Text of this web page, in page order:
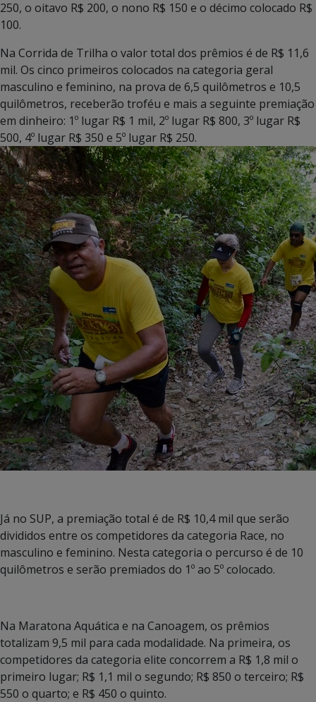
250, o oitavo R$ 200, o nono R$ 150 e o décimo colocado R$
100.
Na Corrida de Trilha o valor total dos prêmios é de R$ 11,6
mil. Os cinco primeiros colocados na categoria geral
masculino e feminino, na prova de 6,5 quilômetros e 10,5
quilômetros, receberão troféu e mais a seguinte premiação
em dinheiro: 1º lugar R$ 1 mil, 2º lugar R$ 800, 3º lugar R$
500, 4º lugar R$ 350 e 5º lugar R$ 250.
Já no SUP, a premiação total é de R$ 10,4 mil que serão
divididos entre os competidores da categoria Race, no
masculino e feminino. Nesta categoria o percurso é de 10
quilômetros e serão premiados do 1º ao 5º colocado.
Na Maratona Aquática e na Canoagem, os prêmios
totalizam 9,5 mil para cada modalidade. Na primeira, os
competidores da categoria elite concorrem a R$ 1,8 mil o
primeiro lugar; R$ 1,1 mil o segundo; R$ 850 o terceiro; R$
550 o quarto; e R$ 450 o quinto.